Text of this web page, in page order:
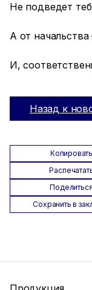
Не подведет
А от
И,
Назад к
Копировать
Поделиться
Сохранить в